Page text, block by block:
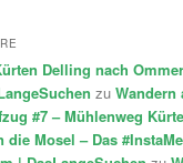
Delling nach
zuWandern
#7 – Mühlenweg
die Mosel – Das